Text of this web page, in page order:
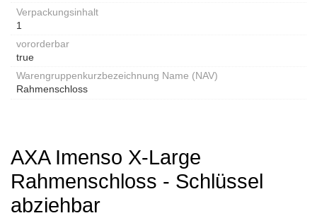
Verpackungsinhalt
1
vororderbar
true
Warengruppenkurzbezeichnung Name (NAV)
Rahmenschloss
AXA Imenso X-Large
Rahmenschloss - Schlüssel
abziehbar